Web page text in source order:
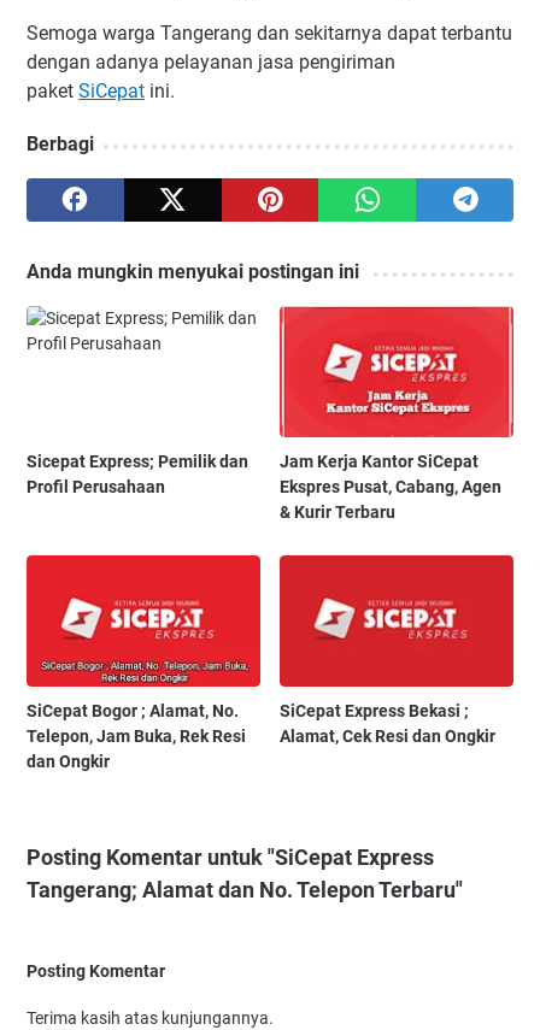
Semoga warga Tangerang dan sekitarnya dapat terbantu
dengan adanya pelayanan jasa pengiriman
paket SiCepat ini.
Berbagi
Anda mungkin menyukai postingan ini
Sicepat Express; Pemilik dan
Profil Perusahaan
Jam Kerja Kantor SiCepat
Ekspres Pusat, Cabang, Agen
& Kurir Terbaru
SiCepat Bogor ; Alamat, No.
Telepon, Jam Buka, Rek Resi
dan Ongkir
SiCepat Express Bekasi ;
Alamat, Cek Resi dan Ongkir
Posting Komentar untuk "SiCepat Express
Tangerang; Alamat dan No. Telepon Terbaru"
Posting Komentar
Terima kasih atas kunjungannya.